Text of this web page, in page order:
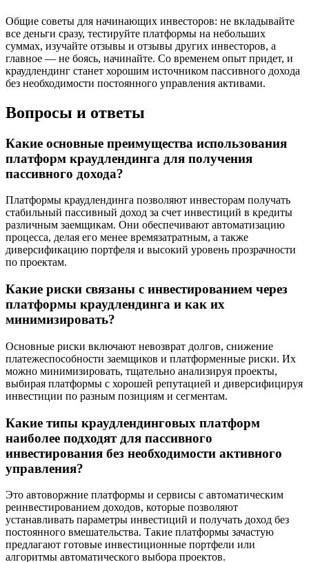
Общие советы для начинающих инвесторов: не вкладывайте
все деньги сразу, тестируйте платформы на небольших
суммах, изучайте отзывы и отзывы других инвесторов, а
главное — не боясь, начинайте. Со временем опыт придет, и
краудлендинг станет хорошим источником пассивного дохода
без необходимости постоянного управления активами.
Вопросы и ответы
Какие основные преимущества использования
платформ краудлендинга для получения
пассивного дохода?
Платформы краудлендинга позволяют инвесторам получать
стабильный пассивный доход за счет инвестиций в кредиты
различным заемщикам. Они обеспечивают автоматизацию
процесса, делая его менее времязатратным, а также
диверсификацию портфеля и высокий уровень прозрачности
по проектам.
Какие риски связаны с инвестированием через
платформы краудлендинга и как их
минимизировать?
Основные риски включают невозврат долгов, снижение
платежеспособности заемщиков и платформенные риски. Их
можно минимизировать, тщательно анализируя проекты,
выбирая платформы с хорошей репутацией и диверсифицируя
инвестиции по разным позициям и сегментам.
Какие типы краудлендинговых платформ
наиболее подходят для пассивного
инвестирования без необходимости активного
управления?
Это автоворжние платформы и сервисы с автоматическим
реинвестированием доходов, которые позволяют
устанавливать параметры инвестиций и получать доход без
постоянного вмешательства. Такие платформы зачастую
предлагают готовые инвестиционные портфели или
алгоритмы автоматического выбора проектов.